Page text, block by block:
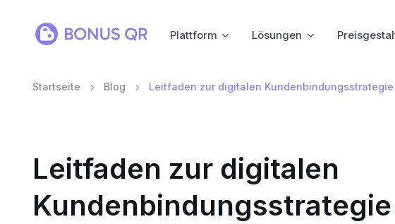
Plattform Lösungen
Startseite Blog Leitfaden zur digitalen
Leitfaden zur digitalen